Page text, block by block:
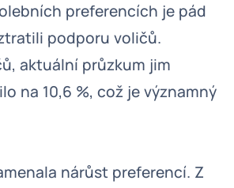
preferencích je pád
podporu voličů.
aktuální průzkum jim
na 10,6 %, což je významný
nárůst preferencí. Z